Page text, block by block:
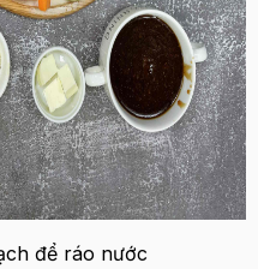
để ráo nước